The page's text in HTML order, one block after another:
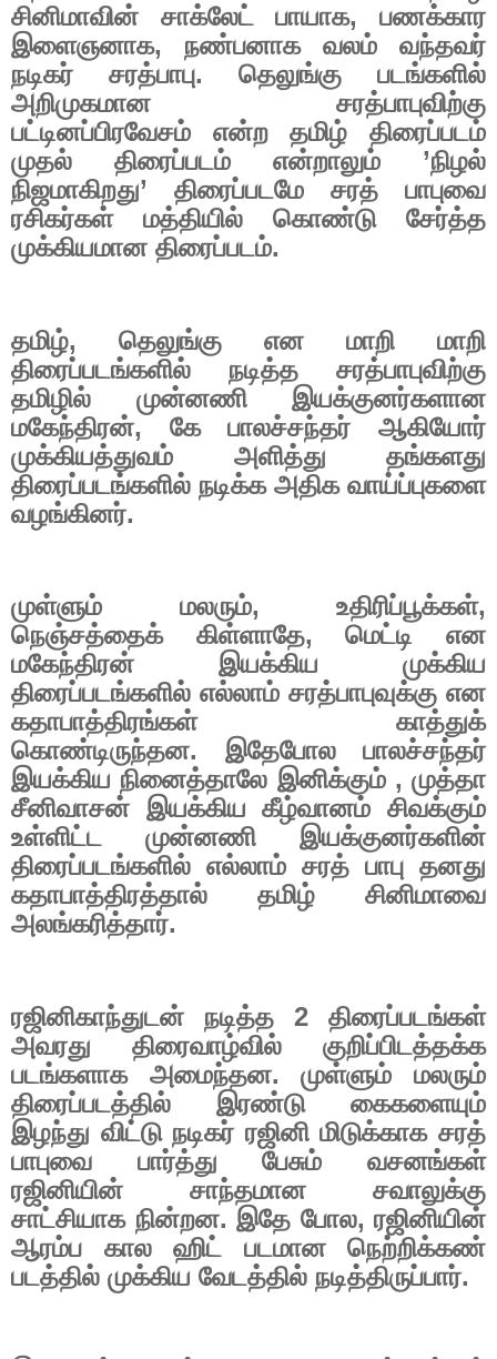
சினிமாவின் சாக்லேட் பாயாக,பணக்கார
இளைஞனாக, நண்பனாக வலம் வந்தவர்
நடிகர் சரத்பாபு. தெலுங்கு படங்களில்
அறிமுகமான சரத்பாபுவிற்கு
பட்டினப்பிரவேசம் என்ற தமிழ் திரைப்படம்
முதல் திரைப்படம் என்றாலும் ’நிழல்
நிஜமாகிறது’ திரைப்படமே சரத் பாபுவை
ரசிகர்கள் மத்தியில் கொண்டு சேர்த்த
முக்கியமான திரைப்படம்.
தமிழ், தெலுங்கு என மாறி மாறி
திரைப்படங்களில் நடித்த சரத்பாபுவிற்கு
தமிழில் முன்னணி இயக்குனர்களான
மகேந்திரன், கே பாலச்சந்தர் ஆகியோர்
முக்கியத்துவம் அளித்து தங்களது
திரைப்படங்களில் நடிக்க அதிக வாய்ப்புகளை
வழங்கினர்.
முள்ளும் மலரும், உதிரிப்பூக்கள்,
நெஞ்சத்தைக் கிள்ளாதே,மெட்டி என
மகேந்திரன் இயக்கிய முக்கிய
திரைப்படங்களில் எல்லாம் சரத்பாபுவுக்கு என
கதாபாத்திரங்கள் காத்துக்
கொண்டிருந்தன. இதேபோல பாலச்சந்தர்
இயக்கிய நினைத்தாலே இனிக்கும் , முத்தா
சீனிவாசன் இயக்கிய கீழ்வானம் சிவக்கும்
உள்ளிட்ட முன்னணி இயக்குனர்களின்
திரைப்படங்களில் எல்லாம் சரத் பாபு தனது
கதாபாத்திரத்தால் தமிழ் சினிமாவை
அலங்கரித்தார்.
ரஜினிகாந்துடன் நடித்த 2 திரைப்படங்கள்
அவரது திரைவாழ்வில் குறிப்பிடத்தக்க
படங்களாக அமைந்தன. முள்ளும் மலரும்
திரைப்படத்தில் இரண்டு கைகளையும்
இழந்து விட்டு நடிகர் ரஜினி மிடுக்காக சரத்
பாபுவை பார்த்து பேசும் வசனங்கள்
ரஜினியின் சாந்தமான சவாலுக்கு
சாட்சியாக நின்றன. இதே போல, ரஜினியின்
ஆரம்ப கால ஹிட் படமான நெற்றிக்கண்
படத்தில் முக்கிய வேடத்தில் நடித்திருப்பார்.